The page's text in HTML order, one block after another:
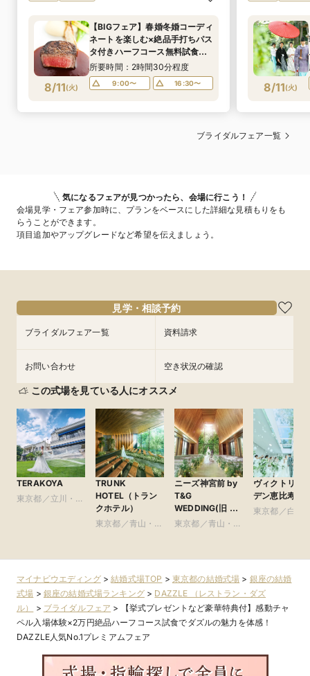
8/11(火)
【BIGフェア】春婚冬婚コーディ
ネートを楽しむ×絶品手打ちパス
タ付きハーフコース無料試食
フェア
所要時間：2時間30分程度
9:00〜 16:30〜 8/11(火)
ブライダルフェア一覧
気になるフェアが見つかったら、会場に行こう！
会場見学・フェア参加時に、プランをベースにした詳細な見積もりをも
らうことができます。
項目追加やアップグレードなど希望を伝えましょう。
見学・相談予約
ブライダルフェア一覧 資料請求
お問い合わせ 空き状況の確認
この式場を見ている人にオススメ
TERAKOYA
東京都／立川・八
TRUNK
HOTEL（トラン
クホテル）
東京都／青山・表
ニーズ神宮前 by
T&G
WEDDING(旧 ア
ルモニーソルーナ
東京都／青山・表
ヴィクトリア
デン恵比寿迎
東京都／白金
マイナビウエディング>結婚式場TOP > 東京都の結婚式場 > 銀座の結婚
式場 > 銀座の結婚式場ランキング> DAZZLE （レストラン・ダズ
ル）
> ブライダルフェア >
【挙式プレゼントなど豪華特典付】感動チャ
ペル入場体験×2万円絶品ハーフコース試食でダズルの魅力を体感！
DAZZLE人気No.1プレミアムフェア